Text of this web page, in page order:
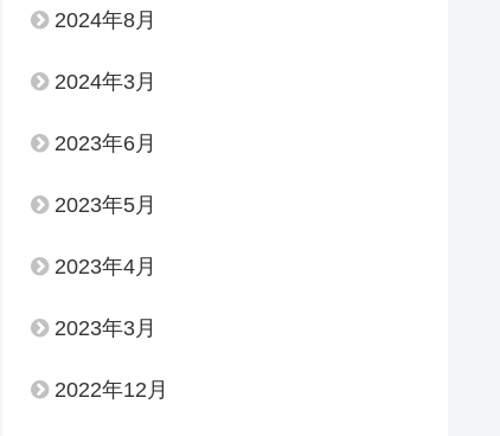
2024年8月
2024年3月
2023年6月
2023年5月
2023年4月
2023年3月
2022年12月